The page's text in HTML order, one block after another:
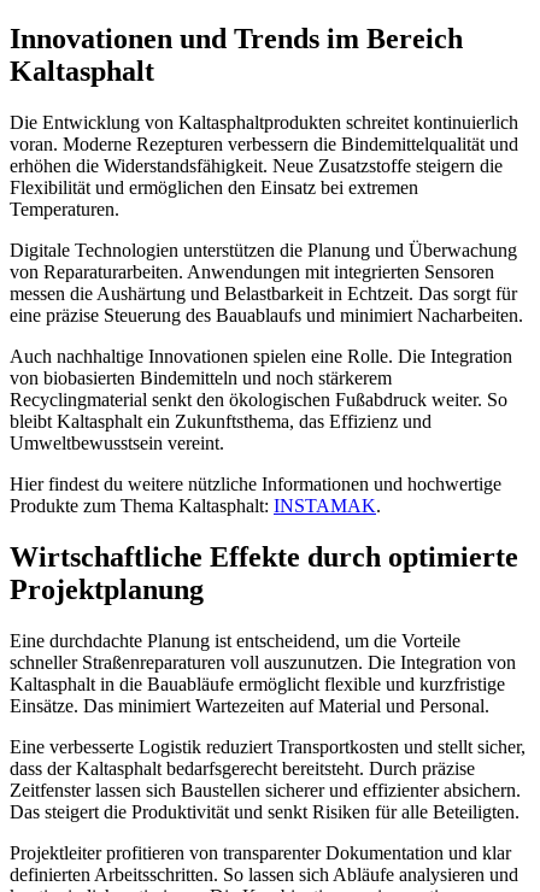
Innovationen und Trends im Bereich
Kaltasphalt
Die Entwicklung von Kaltasphaltprodukten schreitet kontinuierlich
voran. Moderne Rezepturen verbessern die Bindemittelqualität und
erhöhen die Widerstandsfähigkeit. Neue Zusatzstoffe steigern die
Flexibilität und ermöglichen den Einsatz bei extremen
Temperaturen.
Digitale Technologien unterstützen die Planung und Überwachung
von Reparaturarbeiten. Anwendungen mit integrierten Sensoren
messen die Aushärtung und Belastbarkeit in Echtzeit. Das sorgt für
eine präzise Steuerung des Bauablaufs und minimiert Nacharbeiten.
Auch nachhaltige Innovationen spielen eine Rolle. Die Integration
von biobasierten Bindemitteln und noch stärkerem
Recyclingmaterial senkt den ökologischen Fußabdruck weiter. So
bleibt Kaltasphalt ein Zukunftsthema, das Effizienz und
Umweltbewusstsein vereint.
Hier findest du weitere nützliche Informationen und hochwertige
Produkte zum Thema Kaltasphalt: INSTAMAK.
Wirtschaftliche Effekte durch optimierte
Projektplanung
Eine durchdachte Planung ist entscheidend, um die Vorteile
schneller Straßenreparaturen voll auszunutzen. Die Integration von
Kaltasphalt in die Bauabläufe ermöglicht flexible und kurzfristige
Einsätze. Das minimiert Wartezeiten auf Material und Personal.
Eine verbesserte Logistik reduziert Transportkosten und stellt sicher,
dass der Kaltasphalt bedarfsgerecht bereitsteht. Durch präzise
Zeitfenster lassen sich Baustellen sicherer und effizienter absichern.
Das steigert die Produktivität und senkt Risiken für alle Beteiligten.
Projektleiter profitieren von transparenter Dokumentation und klar
definierten Arbeitsschritten. So lassen sich Abläufe analysieren und